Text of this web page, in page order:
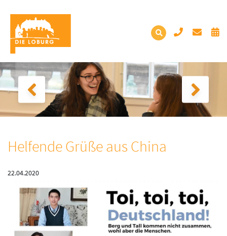
Helfende Grüße aus China
22.04.2020